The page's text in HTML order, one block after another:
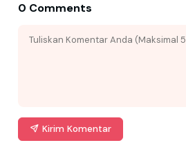
0 Comments
Kirim Komentar